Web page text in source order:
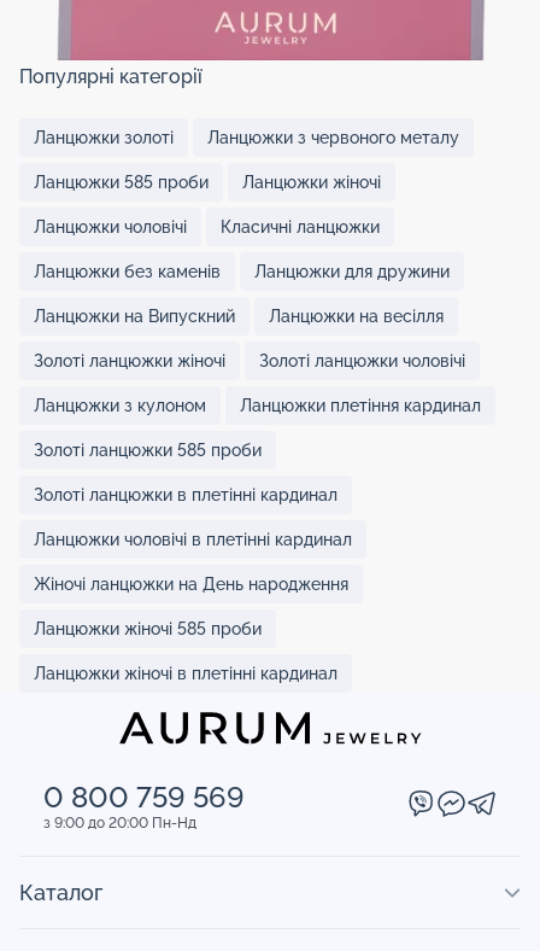
Популярні категорії
Ланцюжки золоті Ланцюжки з червоного металу
Ланцюжки 585 проби Ланцюжки жіночі
Ланцюжки чоловічі Класичні ланцюжки
Ланцюжки без каменів Ланцюжки для дружини
Ланцюжки на Випускний Ланцюжки на весілля
Золоті ланцюжки жіночі Золоті ланцюжки чоловічі
Ланцюжки з кулоном Ланцюжки плетіння кардинал
Золоті ланцюжки 585 проби
Золоті ланцюжки в плетінні кардинал
Ланцюжки чоловічі в плетінні кардинал
Жіночі ланцюжки на День народження
Ланцюжки жіночі 585 проби
Ланцюжки жіночі в плетінні кардинал
0 800 759 569
з 9:00 до 20:00 Пн-Нд
Каталог